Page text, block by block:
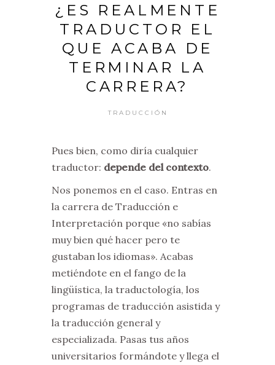
¿ES REALMENTE
TRADUCTOR EL
QUE ACABA DE
TERMINAR LA
CARRERA?
TRADUCCIÓN
Pues bien, como diría cualquier
traductor: depende del contexto.
Nos ponemos en el caso. Entras en
la carrera de Traducción e
Interpretación porque «no sabías
muy bien qué hacer pero te
gustaban los idiomas». Acabas
metiéndote en el fango de la
lingüística, la traductología, los
programas de traducción asistida y
la traducción general y
especializada. Pasas tus años
universitarios formándote y llega el